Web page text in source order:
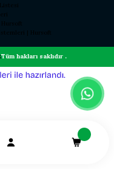
| Hursoft
Tüm hakları saklıdır .
e-
hazırlandı.